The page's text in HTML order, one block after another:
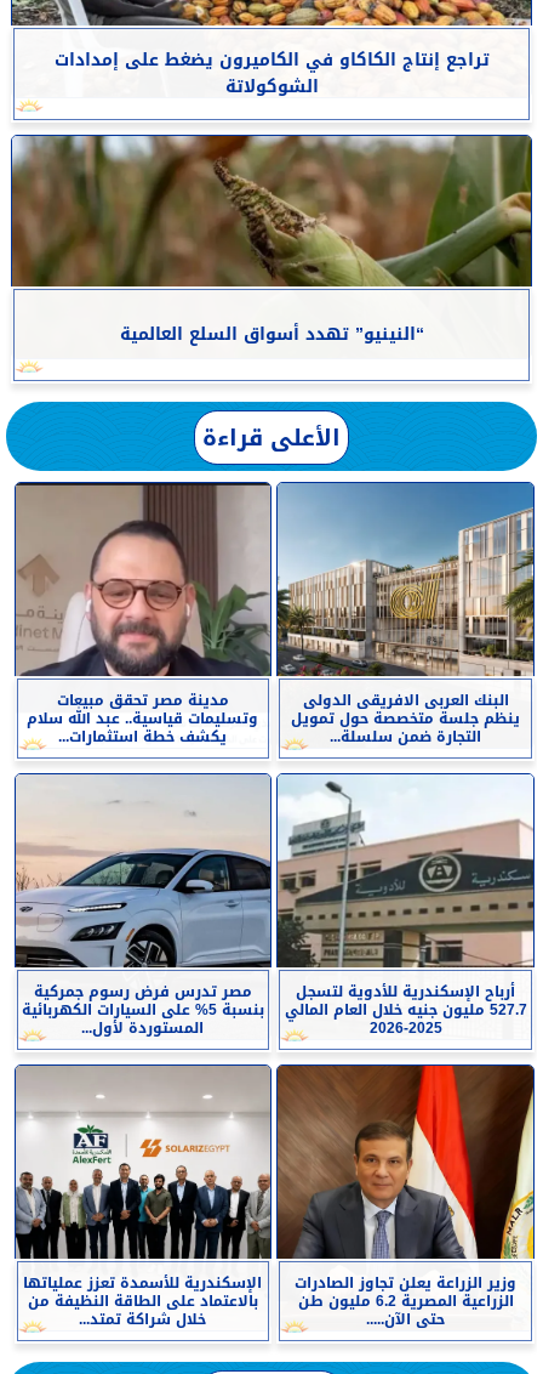
تراجع إنتاج الكاكاو في الكاميرون يضغط على إمدادات
الشوكولاتة
“النينيو” تهدد أسواق السلع العالمية
الأعلى قراءة
البنك العربى الافريقى الدولى
ينظم جلسة متخصصة حول تمويل
التجارة ضمن سلسلة...
مدينة مصر تحقق مبيعات
وتسليمات قياسية.. عبد الله سلام
يكشف خطة استثمارات...
أرباح الإسكندرية للأدوية لتسجل
527.7 مليون جنيه خلال العام المالي
2025-2026
مصر تدرس فرض رسوم جمركية
بنسبة 5% على السيارات الكهربائية
المستوردة لأول...
وزير الزراعة يعلن تجاوز الصادرات
الزراعية المصرية 6.2 مليون طن
حتى الآن.....
الإسكندرية للأسمدة تعزز عملياتها
بالاعتماد على الطاقة النظيفة من
خلال شراكة تمتد...